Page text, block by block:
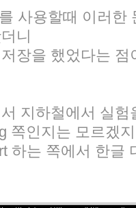
사용할때 이러한
니
장을 했었다는
지하철에서 실
쪽인지는 모르겠
하는 쪽에서 한글